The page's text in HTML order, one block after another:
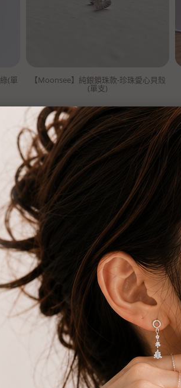
(單 【Moonsee】純銀鎖珠款-珍珠愛心貝殼
(單支)
NT$ 880 NT$ 480
(單 【Moonsee】純銀鎖珠-扶桑花朵(單支)
NT$ 480